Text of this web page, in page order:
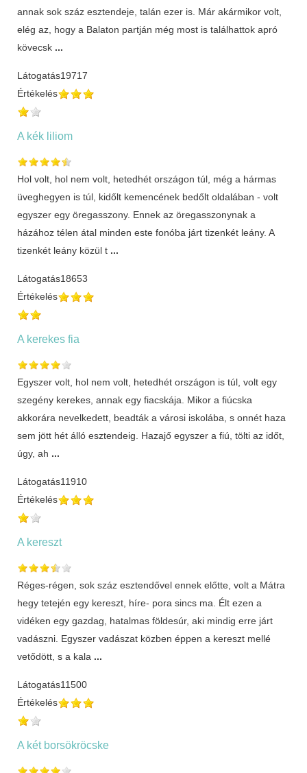
annak sok száz esztendeje, talán ezer is. Már akármikor volt,
elég az, hogy a Balaton partján még most is találhattok apró
kövecsk ...
Látogatás19717
Értékelés
A kék liliom
Hol volt, hol nem volt, hetedhét országon túl, még a hármas
üveghegyen is túl, kidőlt kemencének bedőlt oldalában - volt
egyszer egy öregasszony. Ennek az öregasszonynak a
házához télen átal minden este fonóba járt tizenkét leány. A
tizenkét leány közül t ...
Látogatás18653
Értékelés
A kerekes fia
Egyszer volt, hol nem volt, hetedhét országon is túl, volt egy
szegény kerekes, annak egy fiacskája. Mikor a fiúcska
akkorára nevelkedett, beadták a városi iskolába, s onnét haza
sem jött hét álló esztendeig. Hazajő egyszer a fiú, tölti az időt,
úgy, ah ...
Látogatás11910
Értékelés
A kereszt
Réges-régen, sok száz esztendővel ennek előtte, volt a Mátra
hegy tetején egy kereszt, híre- pora sincs ma. Élt ezen a
vidéken egy gazdag, hatalmas földesúr, aki mindig erre járt
vadászni. Egyszer vadászat közben éppen a kereszt mellé
vetődött, s a kala ...
Látogatás11500
Értékelés
A két borsökröcske